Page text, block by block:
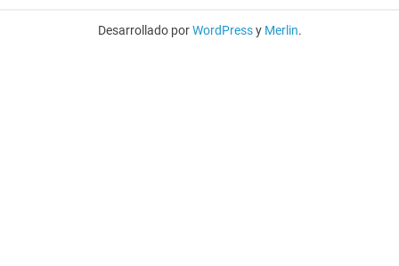
Desarrollado porWordPressy Merlin.